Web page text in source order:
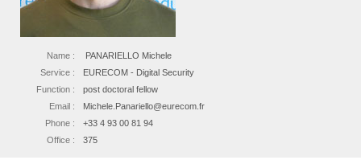
Name :
PANARIELLO Michele
Service :
EURECOM - Digital Security
Function :
post doctoral fellow
Email :
Michele.Panariello@eurecom.fr
Phone :
+33 4 93 00 81 94
Office :
375